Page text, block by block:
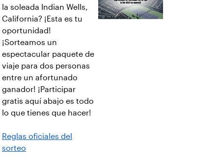
la soleada Indian Wells,
California? ¡Esta es tu
oportunidad!
¡Sorteamos un
espectacular paquete de
viaje para dos personas
entre un afortunado
ganador! ¡Participar
gratis aquí abajo es todo
lo que tienes que hacer!
Reglas oficiales del
sorteo